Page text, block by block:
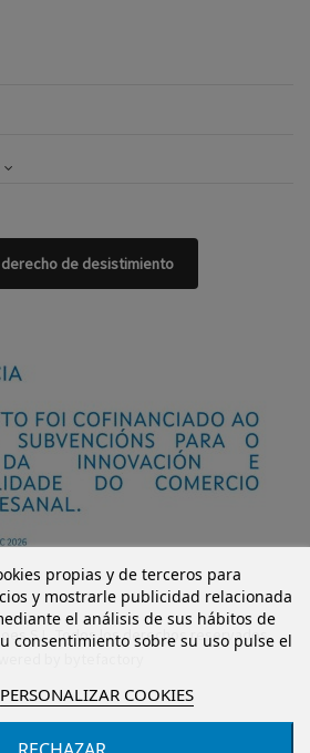
propias y de terceros para
y mostrarle publicidad relacionada
el análisis de sus hábitos de
consentimiento sobre su uso pulse el
PERSONALIZAR COOKIES
de desistimiento
S.L. Todos los derechos reservados.